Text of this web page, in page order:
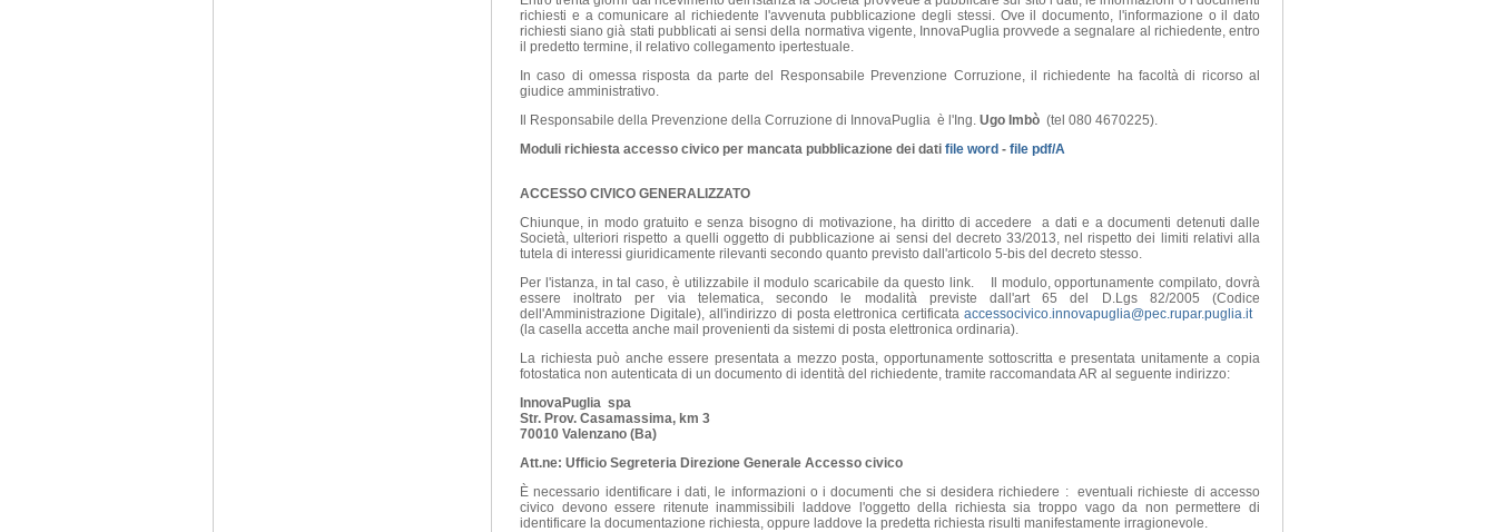
richiesti e a comunicare al richiedente l'avvenuta pubblicazione degli stessi. Ove il documento, l'informazione o il dato
richiesti siano già stati pubblicati ai sensi della normativa vigente, InnovaPuglia provvede a segnalare al richiedente, entro
il predetto termine, il relativo collegamento ipertestuale.
In caso di omessa risposta da parte del Responsabile Prevenzione Corruzione, il richiedente ha facoltà di ricorso al
giudice amministrativo.
Il Responsabile della Prevenzione della Corruzione di InnovaPuglia è l'Ing. Ugo Imbò (tel 080 4670225).
Moduli richiesta accesso civico per mancata pubblicazione dei dati file word - file pdf/A
ACCESSO CIVICO GENERALIZZATO
Chiunque, in modo gratuito e senza bisogno di motivazione, ha diritto di accedere a dati e a documenti detenuti dalle
Società, ulteriori rispetto a quelli oggetto di pubblicazione ai sensi del decreto 33/2013, nel rispetto dei limiti relativi alla
tutela di interessi giuridicamente rilevanti secondo quanto previsto dall'articolo 5-bis del decreto stesso.
Per l'istanza, in tal caso, è utilizzabile il modulo scaricabile da questo link. Il modulo, opportunamente compilato, dovrà
essere inoltrato per via telematica, secondo le modalità previste dall'art 65 del D.Lgs 82/2005 (Codice
dell'Amministrazione Digitale), all'indirizzo di posta elettronica certificataaccessocivico.innovapuglia@pec.rupar.puglia.it
(la casella accetta anche mail provenienti da sistemi di posta elettronica ordinaria).
La richiesta può anche essere presentata a mezzo posta, opportunamente sottoscritta e presentata unitamente a copia
fotostatica non autenticata di un documento di identità del richiedente, tramite raccomandata AR al seguente indirizzo:
InnovaPuglia spa
Str. Prov. Casamassima, km 3
70010 Valenzano (Ba)
Att.ne: Ufficio Segreteria Direzione Generale Accesso civico
È necessario identificare i dati, le informazioni o i documenti che si desidera richiedere : eventuali richieste di accesso
civico devono essere ritenute inammissibili laddove l'oggetto della richiesta sia troppo vago da non permettere di
identificare la documentazione richiesta, oppure laddove la predetta richiesta risulti manifestamente irragionevole.